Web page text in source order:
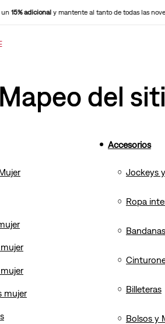
un15% adicional y mantente al tanto de todas las
Mapeo del
mujer
Accesorios
Jockeys
Ropa
Bandanas
Billeteras
Bolsos y
1
2.
jeans mujer 501
5
8
9
10